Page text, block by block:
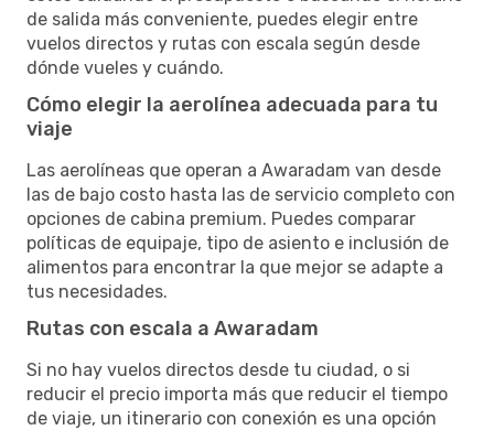
de salida más conveniente, puedes elegir entre
vuelos directos y rutas con escala según desde
dónde vueles y cuándo.
Cómo elegir la aerolínea adecuada para tu
viaje
Las aerolíneas que operan a Awaradam van desde
las de bajo costo hasta las de servicio completo con
opciones de cabina premium. Puedes comparar
políticas de equipaje, tipo de asiento e inclusión de
alimentos para encontrar la que mejor se adapte a
tus necesidades.
Rutas con escala a Awaradam
Si no hay vuelos directos desde tu ciudad, o si
reducir el precio importa más que reducir el tiempo
de viaje, un itinerario con conexión es una opción